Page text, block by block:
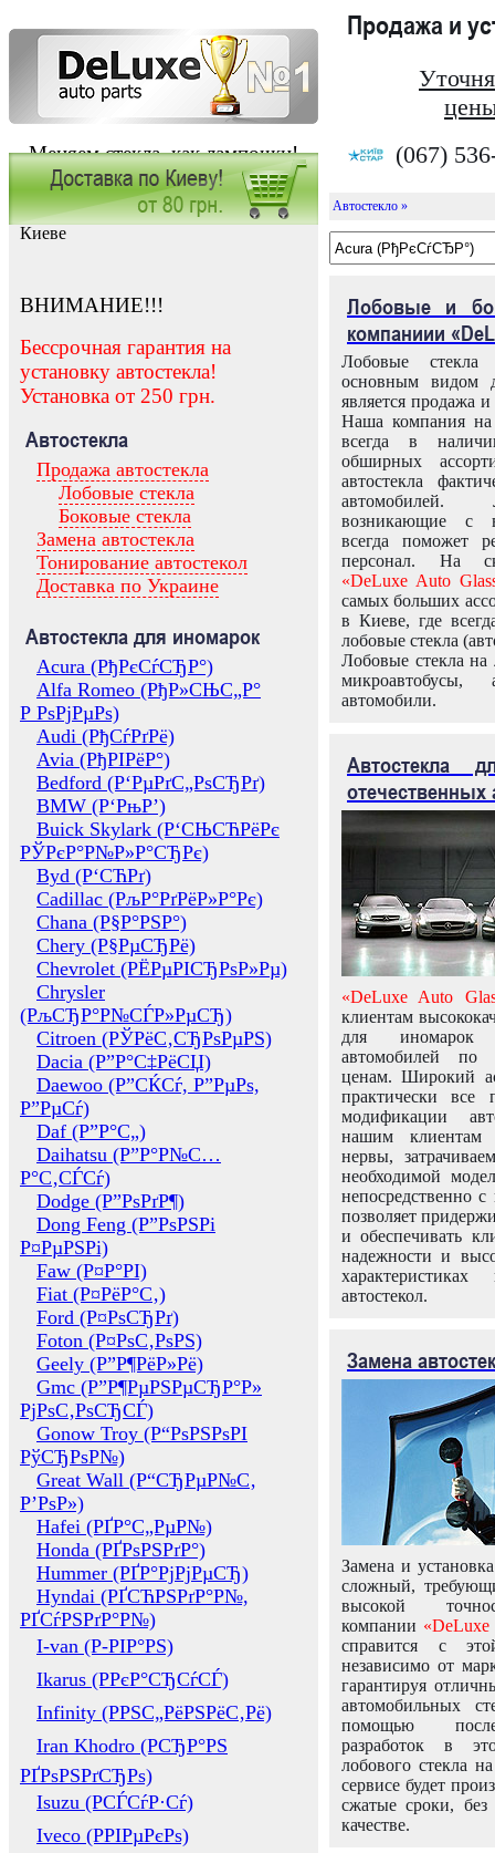
Меняем стекла, как лампочки!
Продажа и
(067)
Заказать установку автостекла в
Киеве
ВНИМАНИЕ!!!
Бессрочная гарантия на
установку автостекла!
Установка от 250 грн.
Автостекла
Продажа автостекла
Лобовые стекла
Боковые стекла
Замена автостекла
Тонирование автостекол
Доставка по Украине
Автостекла для иномарок
Acura (РђРєСѓСЂР°)
Alfa Romeo (РђР»СЊС„Р°
Р РѕРјРµРѕ)
Audi (РђСѓРґРё)
Avia (РђРІРёР°)
Bedford (Р‘РµРґС„РѕСЂРґ)
BMW (Р‘РњР’)
Buick Skylark (Р‘СЊСЋРёРє
РЎРєР°Р№Р»Р°СЂРє)
Byd (Р‘СЋРґ)
Cadillac (РљР°РґРёР»Р°Рє)
Chana (Р§Р°РЅР°)
Chery (Р§РµСЂРё)
Chevrolet (РЁРµРІСЂРѕР»Рµ)
Chrysler
(РљСЂР°Р№СЃР»РµСЂ)
Citroen (РЎРёС‚СЂРѕРµРЅ)
Dacia (Р”Р°С‡РёСЏ)
Daewoo (Р”СЌСѓ, Р”РµРѕ,
Р”РµСѓ)
Daf (Р”Р°С„)
Daihatsu (Р”Р°Р№С…
Р°С‚СЃСѓ)
Dodge (Р”РѕРґР¶)
Dong Feng (Р”РѕРЅРі
Р¤РµРЅРі)
Faw (Р¤Р°РІ)
Fiat (Р¤РёР°С‚)
Ford (Р¤РѕСЂРґ)
Foton (Р¤РѕС‚РѕРЅ)
Geely (Р”Р¶РёР»Рё)
Gmc (Р”Р¶РµРЅРµСЂР°Р»
РјРѕС‚РѕСЂСЃ)
Gonow Troy (Р“РѕРЅРѕРІ
РўСЂРѕР№)
Great Wall (Р“СЂРµР№С‚
Р’РѕР»)
Hafei (РҐР°С„РµР№)
Honda (РҐРѕРЅРґР°)
Hummer (РҐР°РјРјРµСЂ)
Hyndai (РҐСЋРЅРґР°Р№,
РҐСѓРЅРґР°Р№)
I-van (Р-РІР°РЅ)
Ikarus (РРєР°СЂСѓСЃ)
Infinity (РРЅС„РёРЅРёС‚Рё)
Iran Khodro (РСЂР°РЅ
РҐРѕРЅРґСЂРѕ)
Isuzu (РСЃСѓР·Сѓ)
Iveco (РРІРµРєРѕ)
Автостекло »
Лобовые и
компаниии
Лобовые
основным видом
является продажа и
Наша компания на
всегда в
обширных
автостекла
возникающие с
всегда поможет
персонал. На
«DeLuxe Auto
самых больших
в Киеве, где
лобовые стекла
Лобовые стекла на
микроавтобусы,
автомобили.
Автостекла
отечественных
«DeLuxe Auto
клиентам
для иномарок
автомобилей
ценам. Широкий
практически все
модификации
нашим клиентам
нервы,
необходимой
непосредственно
позволяет
и обеспечивать
надежности и
автостекол.
Замена
Замена и
сложный,
высокой
компании «DeLuxe
справится с
независимо от
гарантируя
автомобильных
помощью
разработок в
лобового стекла
сервисе будет
сжатые сроки,
качестве.